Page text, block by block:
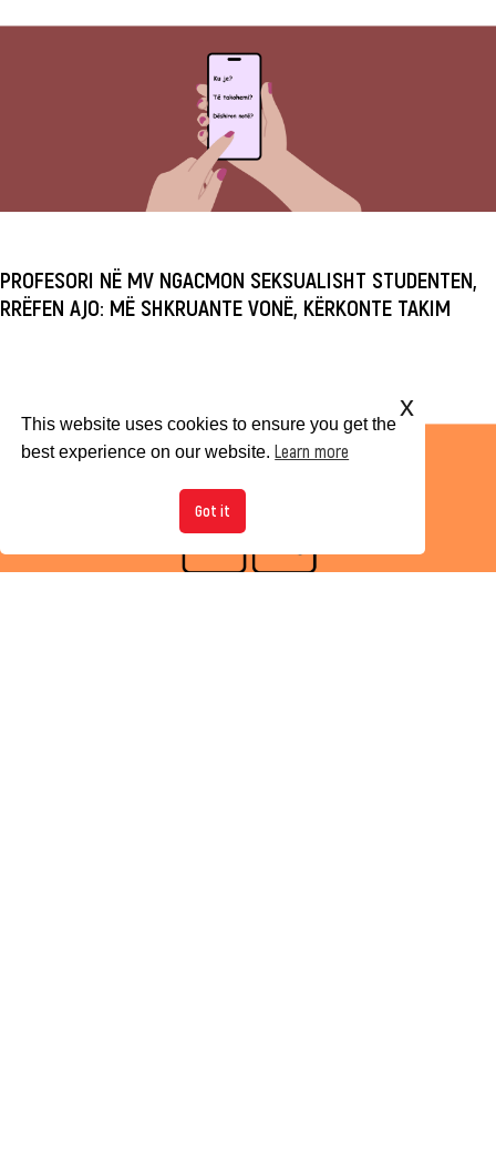
PROFESORI NË MV NGACMON SEKSUALISHT STUDENTEN,
RRËFEN AJO: MË SHKRUANTE VONË, KËRKONTE TAKIM
This website uses cookies to ensure you get the
best experience on our website. Learn more
Got it
x